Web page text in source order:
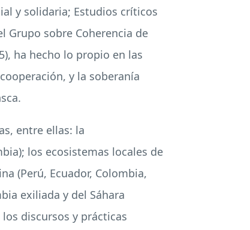
y solidaria; Estudios críticos
Grupo sobre Coherencia de
ha hecho lo propio en las
y la soberanía
entre ellas: la
los ecosistemas locales de
(Perú, Ecuador, Colombia,
exiliada y del Sáhara
discursos y prácticas